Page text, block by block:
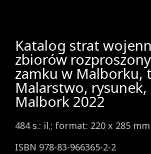
Katalog strat
zbiorów
zamku w Malborku,
Malarstwo,
Malbork 2022
484 s.: il.; format: 220 x 285 mm
ISBN 978-83-966365-2-2